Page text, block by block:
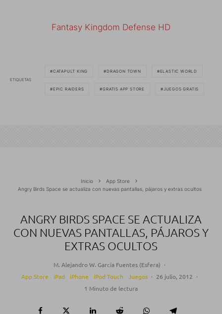
Fantasy Kingdom Defense HD
ETIQUETAS
CATAPULT KING DRAGON TOWN ELASTIC WORLD
EPIC RAIDERS GRATIS APP STORE JUEGOS GRATIS
Inicio
App Store
Angry Birds Space se actualiza con nuevas pantallas, pájaros y extras ocultos
ANGRY BIRDS SPACE SE ACTUALIZA
CON NUEVAS PANTALLAS, PÁJAROS Y
EXTRAS OCULTOS
M. Alejandro W. García Fuentes (Esfera) ·
App Store
iPad iPhone iPod Touch Juegos · 26 julio, 2012 ·
1 Minuto de lectura